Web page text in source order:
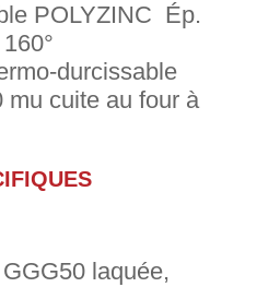
POLYZINC Ép.
durcissable
mu cuite au four à
laquée,